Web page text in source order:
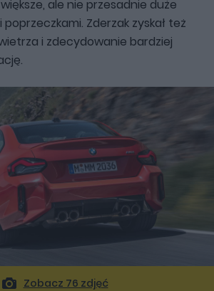
ale nie przesadnie duże
Zderzak zyskał też
i zdecydowanie bardziej
Zobacz 76 zdjęć